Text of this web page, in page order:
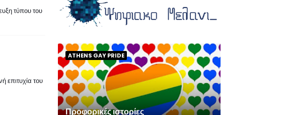
τύπου του
επιτυχία του
ATHENS GAY PRIDE
Προφορικές ιστορίες